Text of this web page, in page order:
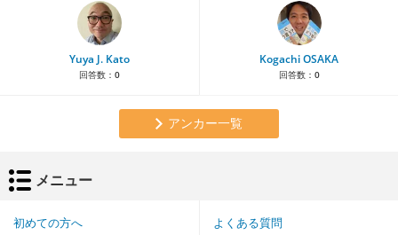
Yuya J. Kato
回答数： 0
Kogachi OSAKA
回答数： 0
アンカー一覧
メニュー
初めての方へ よくある質問